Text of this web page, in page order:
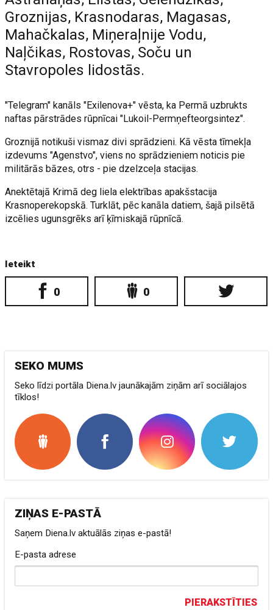
Groznijas, Krasnodaras, Magasas,
Mahačkalas, Miņeraļnije Vodu,
Naļčikas, Rostovas, Soču un
Stavropoles lidostās.
"Telegram" kanāls "Exilenova+" vēsta, ka Permā uzbrukts
naftas pārstrādes rūpnīcai "Lukoil-Permņefteorgsintez".
Groznijā notikuši vismaz divi sprādzieni. Kā vēsta tīmekļa
izdevums "Agenstvo", viens no sprādzieniem noticis pie
militārās bāzes, otrs - pie dzelzceļa stacijas.
Anektētajā Krimā deg liela elektrības apakšstacija
Krasnoperekopskā. Turklāt, pēc kanāla datiem, šajā pilsētā
izcēlies ugunsgrēks arī ķīmiskajā rūpnīcā.
Ieteikt
0 0
SEKO MUMS
Seko līdzi portāla Diena.lv jaunākajām ziņām arī sociālajos
tīklos!
ZIŅAS E-PASTĀ
Saņem Diena.lv aktuālās ziņas e-pastā!
E-pasta adrese
PIERAKSTĪTIES